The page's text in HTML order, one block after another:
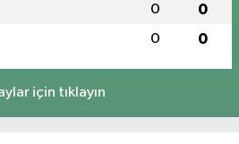
0 0
0 0
için tıklayın